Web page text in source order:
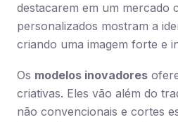
destacarem em um mercado
personalizados mostram a
criando uma imagem forte e
Os modelos inovadores
criativas. Eles vão além do
não convencionais e cortes